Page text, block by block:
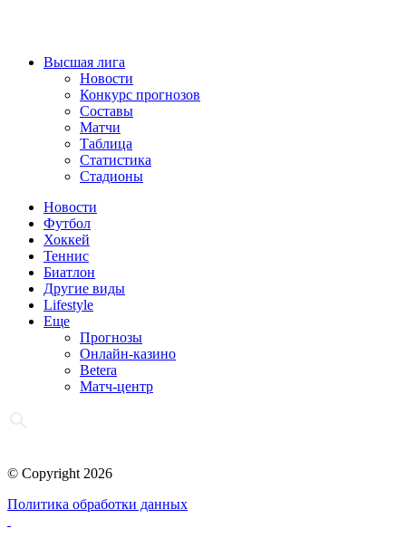
Высшая лига
Новости
Конкурс прогнозов
Составы
Матчи
Таблица
Статистика
Стадионы
Новости
Футбол
Хоккей
Теннис
Биатлон
Другие виды
Lifestyle
Еще
Прогнозы
Онлайн-казино
Betera
Матч-центр
© Copyright 2026
Политика обработки данных